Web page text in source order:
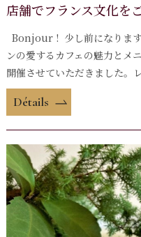
店舗でフランス文化を
Bonjour ! 少し前になりま
ンの愛するカフェの魅力とメ
開催させていただきました
Détails